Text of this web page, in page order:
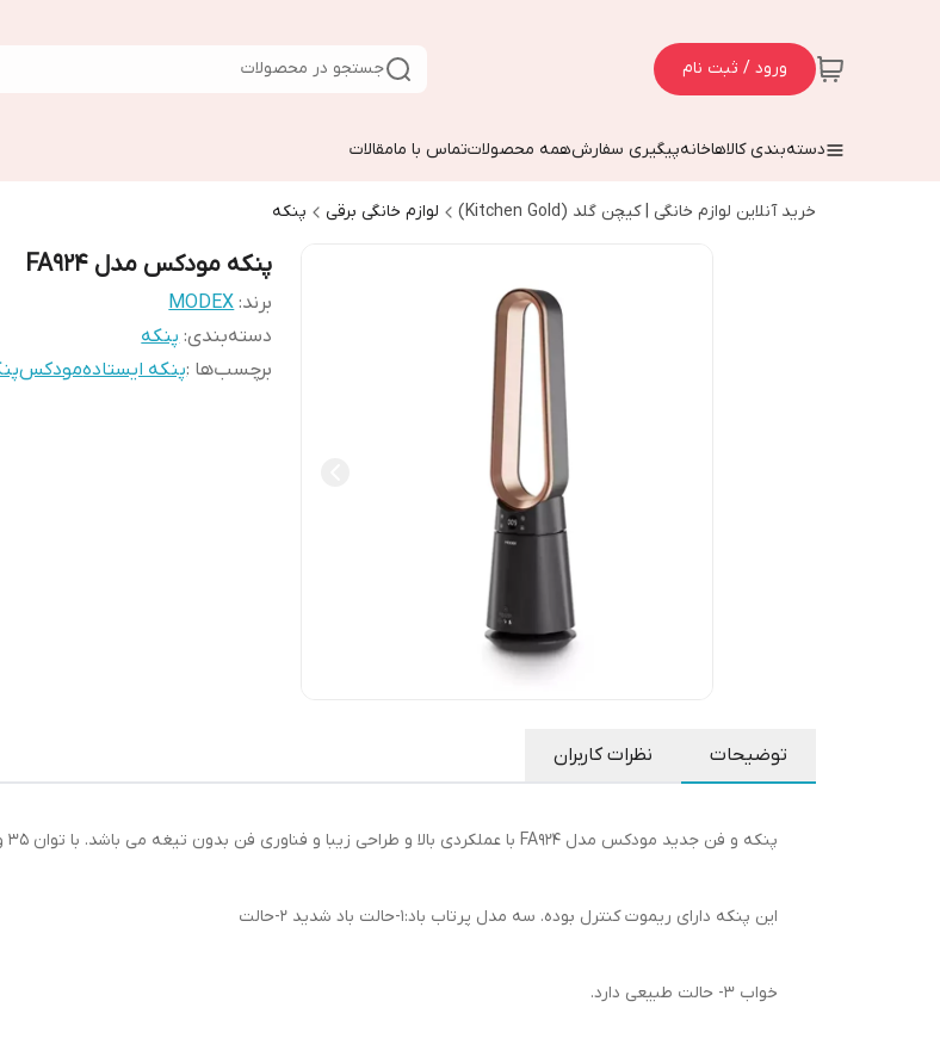
ورود / ثبت نام جستجو در محصولات
دسته‌بندی کالاهاخانهپیگیری سفارشهمه محصولاتتماس با مامقالات
خرید آنلاین لوازم خانگی | کیچن گلد (Kitchen Gold) لوازم خانگی برقی پنکه
پنکه مودکس مدل FA924
برند: MODEX
دسته‌بندی:پنکه
برچسب‌ها :پنکه ایستادهمودکس
توضیحات نظرات کاربران
پنکه و فن جدید مودکس مدل FA924 با عملکردی بالا و طراحی زیبا و فناوری فن بدون تیغه می باشد. با توان ۳۵ وات است.
این پنکه دارای ریموت کنترل بوده. سه مدل پرتاب باد:۱-حالت باد شدید ۲-حالت
خواب ۳- حالت طبیعی دارد.